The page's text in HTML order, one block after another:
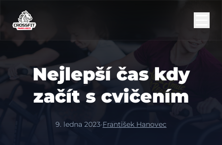
Nejlepší čas kdy
začít s cvičením
9. ledna 2023·František Hanovec